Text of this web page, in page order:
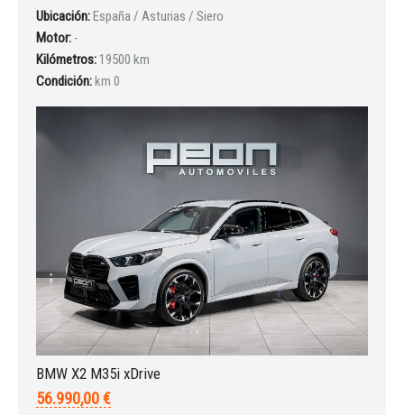
Ubicación:España / Asturias / Siero
Motor: -
Kilómetros: 19500 km
Condición:km 0
BMW X2 M35i xDrive
56.990,00 €